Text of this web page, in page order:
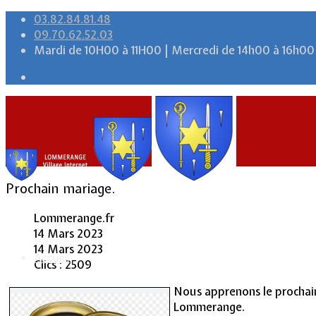
03.82.84.81.48
09.70.62.52.03
Mardi de 10H00 à 11H00 | Mercredi de 14h00 à
Accueil
Prochain mariage.
Lommerange.fr
14 Mars 2023
14 Mars 2023
Clics : 2509
Nous apprenons le
Lommerange.